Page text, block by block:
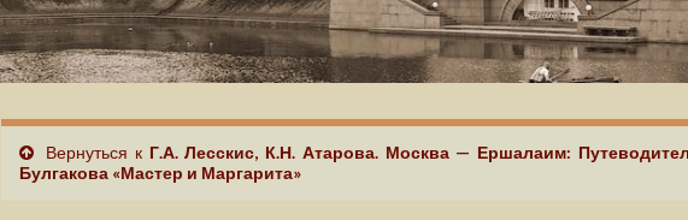
Вернуться к Г.А. Лесскис, К.Н. Атарова. Москва — Ершалаим:
Булгакова «Мастер и Маргарита»